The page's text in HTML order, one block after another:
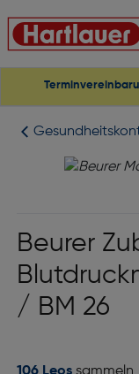
Beurer
/ BM 26